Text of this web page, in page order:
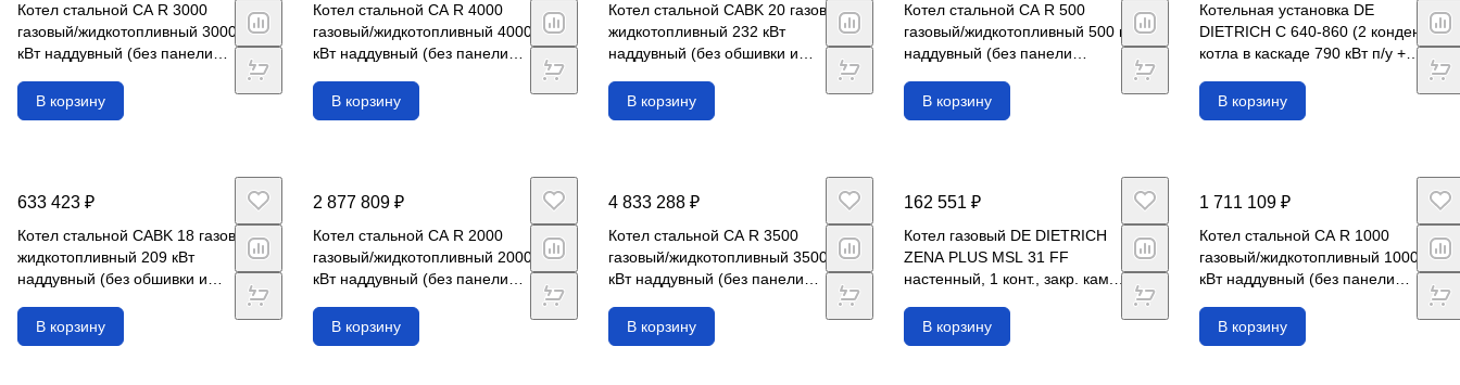
Котел стальной CA R 3000
газовый/жидкотопливный 3000
кВт наддувный (без панели
В корзину
Котел стальной CA R 4000
газовый/жидкотопливный 4000
кВт наддувный (без панели
В корзину
Котел стальной CABK 20 газовый/
жидкотопливный 232 кВт
наддувный (без обшивки и
В корзину
Котел стальной CA R 500
газовый/жидкотопливный 500 кВт
наддувный (без панели
В корзину
Котельная установка DE
DIETRICH C 640-860 (2 конденс.
котла в каскаде 790 кВт п/у +
В корзину
633 423 ₽
Котел стальной CABK 18 газовый/
жидкотопливный 209 кВт
наддувный (без обшивки и
В корзину
2 877 809 ₽
Котел стальной CA R 2000
газовый/жидкотопливный 2000
кВт наддувный (без панели
В корзину
4 833 288 ₽
Котел стальной CA R 3500
газовый/жидкотопливный 3500
кВт наддувный (без панели
В корзину
162 551 ₽
Котел газовый DE DIETRICH
ZENA PLUS MSL 31 FF
настенный, 1 конт., закр. кам.
В корзину
1 711 109 ₽
Котел стальной CA R 1000
газовый/жидкотопливный 1000
кВт наддувный (без панели
В корзину